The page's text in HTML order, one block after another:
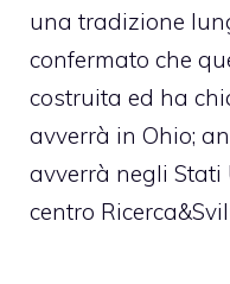
una tradizione
confermato che
costruita ed ha
avverrà in Ohio;
avverrà negli Stati
centro